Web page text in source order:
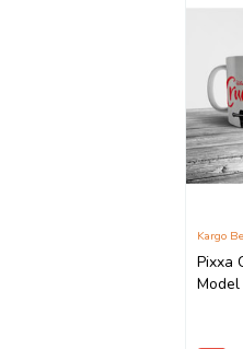
Pixxa
Model
Kargo